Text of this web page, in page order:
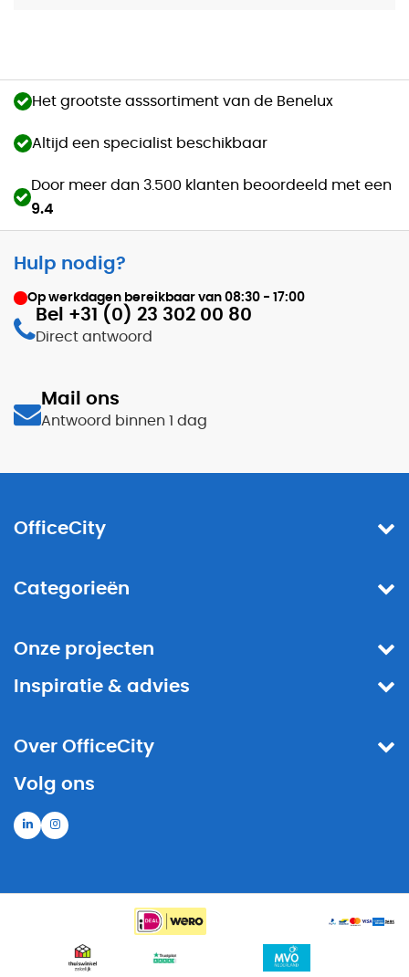
Het grootste asssortiment van de Benelux
Altijd een specialist beschikbaar
Door meer dan 3.500 klanten beoordeeld met een
9.4
Hulp nodig?
Op werkdagen bereikbaar van 08:30 - 17:00
Bel +31 (0) 23 302 00 80
Direct antwoord
Mail ons
Antwoord binnen 1 dag
OfficeCity
Categorieën
Onze projecten
Inspiratie & advies
Over OfficeCity
Volg ons